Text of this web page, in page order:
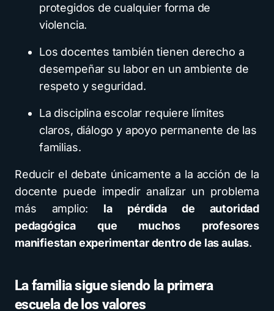
protegidos de cualquier forma de
violencia.
Los docentes también tienen derecho a
desempeñar su labor en un ambiente de
respeto y seguridad.
La disciplina escolar requiere límites
claros, diálogo y apoyo permanente de las
familias.
Reducir el debate únicamente a la acción de la
docente puede impedir analizar un problema
más amplio: la pérdida de autoridad
pedagógica que muchos profesores
manifiestan experimentar dentro de las aulas.
La familia sigue siendo la primera
escuela de los valores